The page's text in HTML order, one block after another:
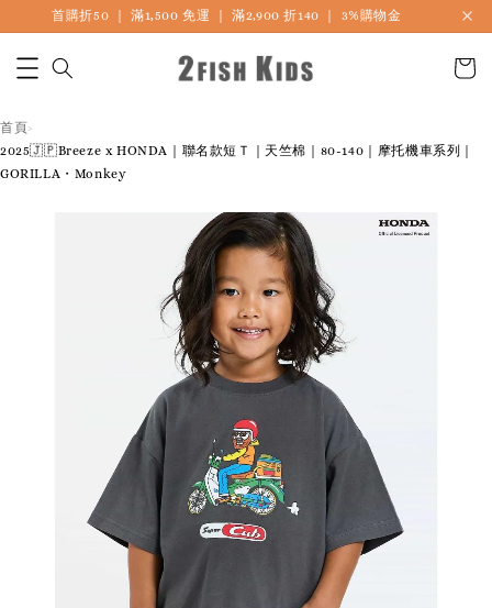
首購折50 ｜ 滿1,500 免運 ｜ 滿2,900 折140 ｜ 3%購物金
首頁›
2025🇯🇵Breeze x HONDA｜聯名款短Ｔ｜天竺棉｜80-140｜摩托機車系列｜
GORILLA・Monkey